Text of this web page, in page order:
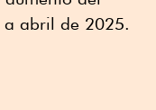
a abril de 2025.